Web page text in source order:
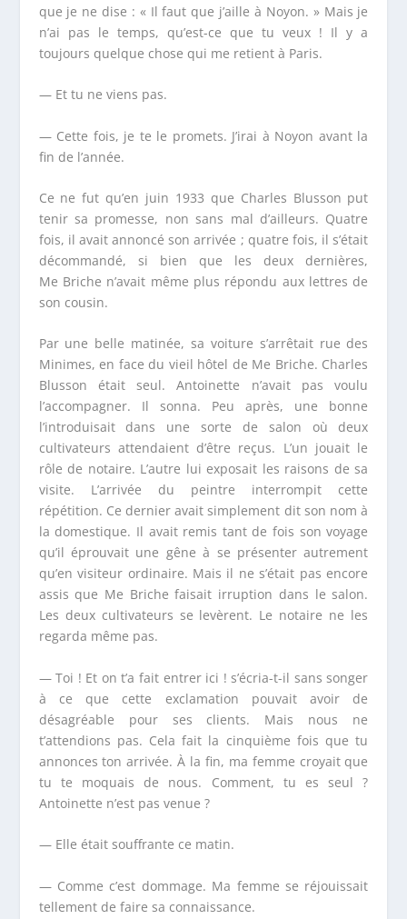
que je ne dise : « Il faut que j’aille à Noyon. » Mais je
n’ai pas le temps, qu’est-ce que tu veux ! Il y a
toujours quelque chose qui me retient à Paris.
— Et tu ne viens pas.
— Cette fois, je te le promets. J’irai à Noyon avant la
fin de l’année.
Ce ne fut qu’en juin 1933 que Charles Blusson put
tenir sa promesse, non sans mal d’ailleurs. Quatre
fois, il avait annoncé son arrivée ; quatre fois, il s’était
décommandé, si bien que les deux dernières,
Me Briche n’avait même plus répondu aux lettres de
son cousin.
Par une belle matinée, sa voiture s’arrêtait rue des
Minimes, en face du vieil hôtel de Me Briche. Charles
Blusson était seul. Antoinette n’avait pas voulu
l’accompagner. Il sonna. Peu après, une bonne
l’introduisait dans une sorte de salon où deux
cultivateurs attendaient d’être reçus. L’un jouait le
rôle de notaire. L’autre lui exposait les raisons de sa
visite. L’arrivée du peintre interrompit cette
répétition. Ce dernier avait simplement dit son nom à
la domestique. Il avait remis tant de fois son voyage
qu’il éprouvait une gêne à se présenter autrement
qu’en visiteur ordinaire. Mais il ne s’était pas encore
assis que Me Briche faisait irruption dans le salon.
Les deux cultivateurs se levèrent. Le notaire ne les
regarda même pas.
— Toi ! Et on t’a fait entrer ici ! s’écria-t-il sans songer
à ce que cette exclamation pouvait avoir de
désagréable pour ses clients. Mais nous ne
t’attendions pas. Cela fait la cinquième fois que tu
annonces ton arrivée. À la fin, ma femme croyait que
tu te moquais de nous. Comment, tu es seul ?
Antoinette n’est pas venue ?
— Elle était souffrante ce matin.
— Comme c’est dommage. Ma femme se réjouissait
tellement de faire sa connaissance.